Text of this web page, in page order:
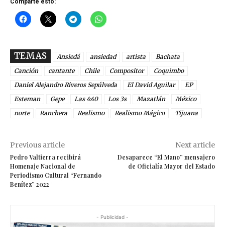
TEMAS Ansiedá ansiedad artista
Bachata
Canción
cantante Chile Compositor
Coquimbo
Daniel Alejandro Riveros Sepúlveda​
El David Aguilar
EP
Esteman
Gepe Las 4:40 Los 3s Mazatlán
México
norte
Ranchera Realismo Realismo Mágico Tijuana
Previous article
Pedro Valtierra recibirá
Homenaje Nacional de
Periodismo Cultural “Fernando
Benítez” 2022
Next article
Desaparece “El Mano” mensajero
de Oficialía Mayor del Estado
- Publicidad -